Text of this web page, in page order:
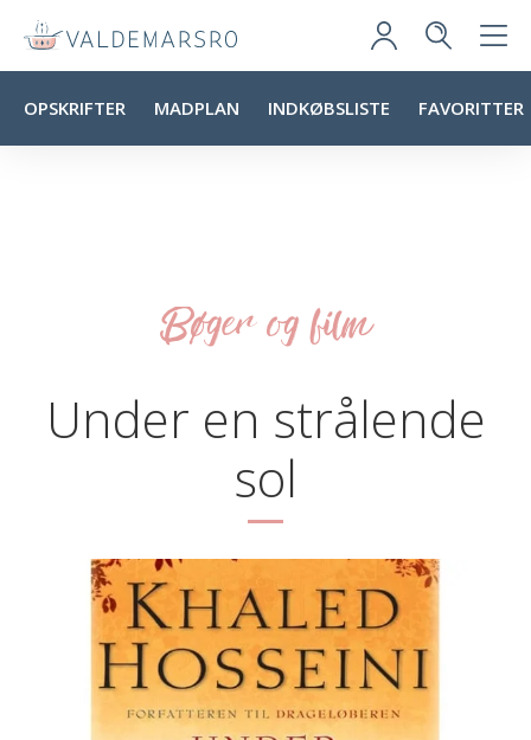
OPSKRIFTER MADPLAN INDKØBSLISTE FAVORITTER
Bøger og film
Under en strålende
sol